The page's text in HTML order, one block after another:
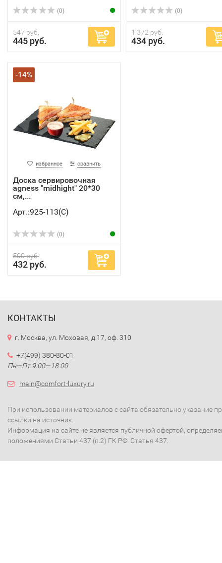
(0)
547 руб.
445 руб.
(0)
1 372 руб.
434 руб.
-14%
избранное сравнить
Доска сервировочная
agness "midhight" 20*30
см,...
Арт.:925-113(C)
(0)
500 руб.
432 руб.
КОНТАКТЫ
г. Москва, ул. Моховая, д.17, оф. 310
+7(499) 380-80-01
Пн—Пт 9:00—18:00
main@comfort-luxury.ru
При использовании материалов с сайта обязательно указание
ссылки на источник.
Информация на сайте не является публичной офертой,
положениями Статьи 437 (п.2) ГК РФ: Статья 437.